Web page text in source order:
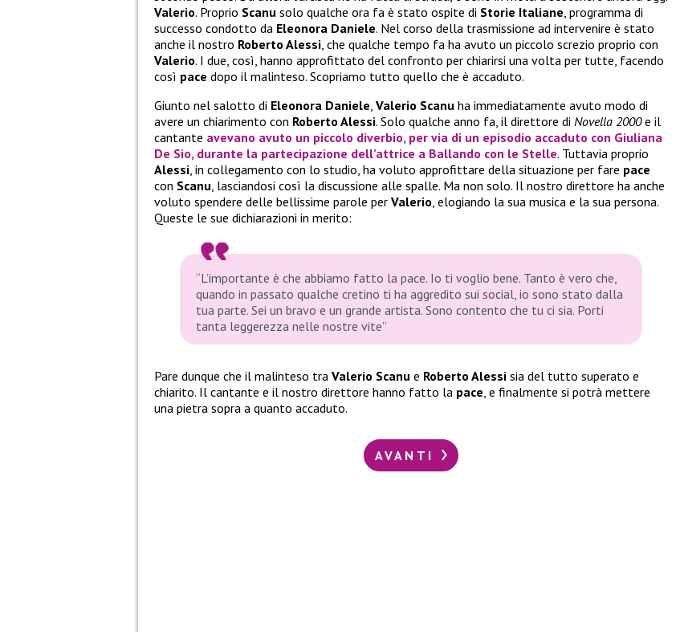
Valerio. Proprio Scanu solo qualche ora fa è stato ospite di Storie Italiane, programma di
successo condotto da Eleonora Daniele. Nel corso della trasmissione ad intervenire è stato
anche il nostro Roberto Alessi, che qualche tempo fa ha avuto un piccolo screzio proprio con
Valerio. I due, così, hanno approfittato del confronto per chiarirsi una volta per tutte, facendo
così pace dopo il malinteso. Scopriamo tutto quello che è accaduto.
Giunto nel salotto di Eleonora Daniele, Valerio Scanu ha immediatamente avuto modo di
avere un chiarimento con Roberto Alessi. Solo qualche anno fa, il direttore di Novella 2000e il
cantante avevano avuto un piccolo diverbio, per via di un episodio accaduto con Giuliana
De Sio, durante la partecipazione dell’attrice a Ballando con le Stelle. Tuttavia proprio
Alessi, in collegamento con lo studio, ha voluto approfittare della situazione per fare pace
con Scanu, lasciandosi così la discussione alle spalle. Ma non solo. Il nostro direttore ha anche
voluto spendere delle bellissime parole per Valerio, elogiando la sua musica e la sua persona.
Queste le sue dichiarazioni in merito:
“L’importante è che abbiamo fatto la pace. Io ti voglio bene. Tanto è vero che,
quando in passato qualche cretino ti ha aggredito sui social, io sono stato dalla
tua parte. Sei un bravo e un grande artista. Sono contento che tu ci sia. Porti
tanta leggerezza nelle nostre vite”
Pare dunque che il malinteso tra Valerio Scanu e Roberto Alessi sia del tutto superato e
chiarito. Il cantante e il nostro direttore hanno fatto la pace, e finalmente si potrà mettere
una pietra sopra a quanto accaduto.
AVANTI